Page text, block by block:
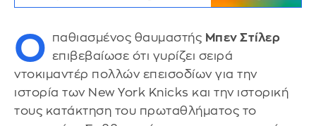
Ο παθιασμένος θαυμαστής Μπεν Στίλερ
επιβεβαίωσε ότι γυρίζει σειρά
ντοκιμαντέρ πολλών επεισοδίων για την
ιστορία των New York Knicks και την ιστορική
τους κατάκτηση του πρωταθλήματος το